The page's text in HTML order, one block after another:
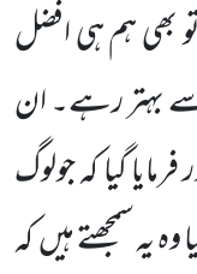
بھی ہم ہی افضل
بہتر رہے۔ ان
گیا کہ جولوگ
وہ یہ سمجھتے ہیںکہ